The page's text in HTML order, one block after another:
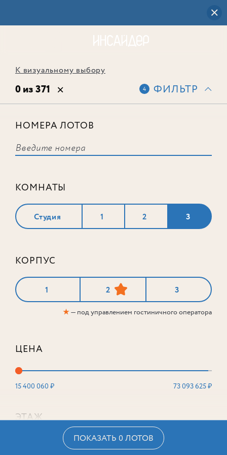
К визуальному выбору
0 из 371 4 ФИЛЬТР
НОМЕРА ЛОТОВ
КОМНАТЫ
Студия 1 2 3
КОРПУС
1 2 3
★— под управлением гостиничного оператора
ЦЕНА
15 400 060 ₽ 73 093 625 ₽
ЭТАЖ
ПОКАЗАТЬ 0 ЛОТОВ
соответствует ни одного лота